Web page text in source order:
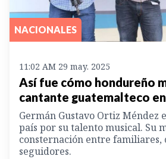
NACIONALES
11:02 AM 29 may. 2025
Así fue cómo hondureño
cantante guatemalteco
Germán Gustavo Ortiz Méndez
país por su talento musical. Su
consternación entre familiares,
seguidores.